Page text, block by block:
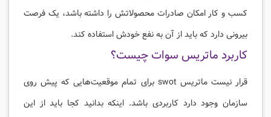
کسب و کار امکان صادرات محصولاتش را داشته باشد، یک فرصت
بیرونی دارد که باید از آن به نفع خودش استفاده کند.
کاربرد ماتریس سوات چیست؟
قرار نیست ماتریس swot برای تمام موقعیت‌هایی که پیش روی
سازمان وجود دارد کاربردی باشد. اینکه بدانید کجا باید از این